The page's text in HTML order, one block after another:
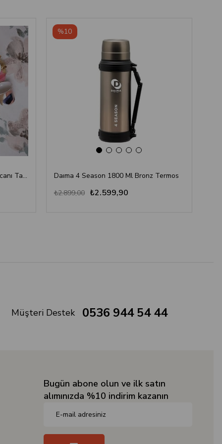
Aura Puantiyeli Türk Kahvesi Fincanı Takımı Daıma 4 Season 1800 Ml Bronz Termos
₺2.599,90
₺2.899,00
%10
Müşteri Destek 0536 944 54 44
Bugün abone olun ve ilk satın
alımınızda %10 indirim kazanın